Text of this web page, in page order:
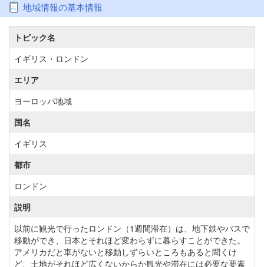
地域情報の基本情報
トピック名
イギリス・ロンドン
エリア
ヨーロッパ地域
国名
イギリス
都市
ロンドン
説明
以前に観光で行ったロンドン（1週間滞在）は、地下鉄やバスで
移動ができ、日本とそれほど変わらずに暮らすことができた。
アメリカだと車がないと移動しずらいところもあると聞くけ
ど、土地がそれほど広くないからか観光や滞在には必要な要素